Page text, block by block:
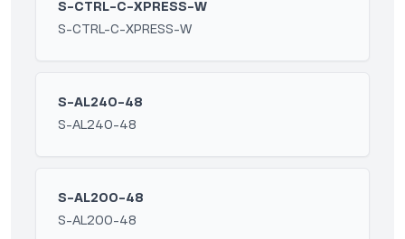
S-CTRL-C-XPRESS-W
S-CTRL-C-XPRESS-W
S-AL240-48
S-AL240-48
S-AL200-48
S-AL200-48